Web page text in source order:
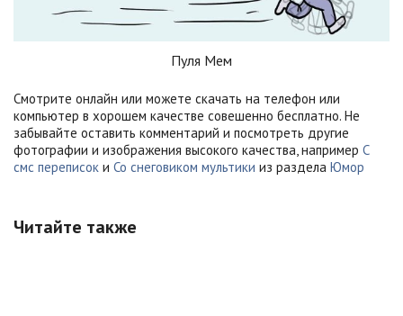
Пуля Мем
Смотрите онлайн или можете скачать на телефон или
компьютер в хорошем качестве совешенно бесплатно. Не
забывайте оставить комментарий и посмотреть другие
фотографии и изображения высокого качества, например С
смс переписок и Со снеговиком мультики из раздела Юмор
Читайте также